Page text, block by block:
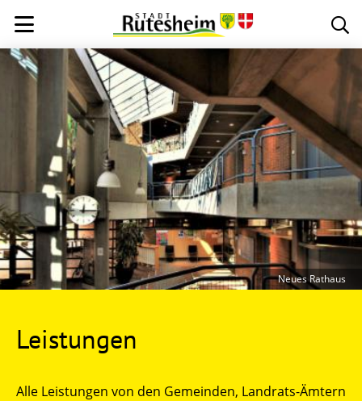
Leistungen
Alle Leistungen von den Gemeinden, Landrats-Ämtern
Neues Rathaus